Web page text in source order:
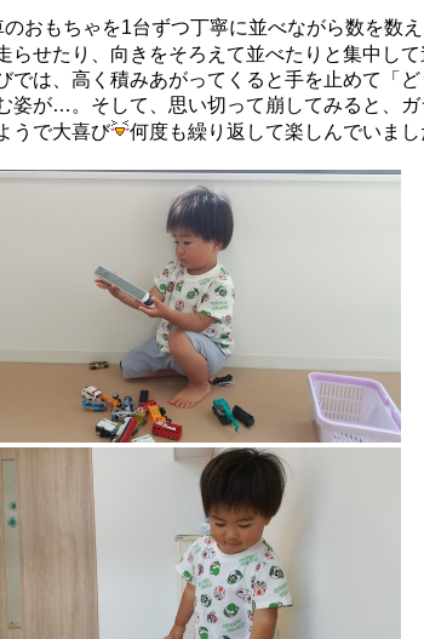
おもちゃを1台ずつ丁寧に並べながら数を数
らせたり、向きをそろえて並べたりと集中し
では、高く積みあがってくると手を止めて「
姿が…。そして、思い切って崩してみると、ガ
うで大喜び
何度も繰り返して楽しんでいまし